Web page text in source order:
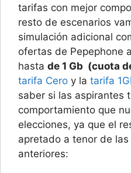
tarifas con mejor
resto de escenarios
simulación adicional
ofertas de Pepephone
hasta de 1 Gb (cuota
tarifa Cero y la tarifa
saber si las aspirantes
comportamiento que
elecciones, ya que el
apretado a tenor de
anteriores: